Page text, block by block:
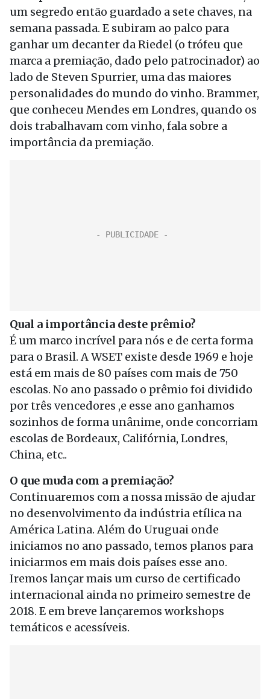
um segredo então guardado a sete chaves, na
semana passada. E subiram ao palco para
ganhar um decanter da Riedel (o trófeu que
marca a premiação, dado pelo patrocinador) ao
lado de Steven Spurrier, uma das maiores
personalidades do mundo do vinho. Brammer,
que conheceu Mendes em Londres, quando os
dois trabalhavam com vinho, fala sobre a
importância da premiação.
Qual a importância deste prêmio?
É um marco incrível para nós e de certa forma
para o Brasil. A WSET existe desde 1969 e hoje
está em mais de 80 países com mais de 750
escolas. No ano passado o prêmio foi dividido
por três vencedores ,e esse ano ganhamos
sozinhos de forma unânime, onde concorriam
escolas de Bordeaux, Califórnia, Londres,
China, etc..
O que muda com a premiação?
Continuaremos com a nossa missão de ajudar
no desenvolvimento da indústria etílica na
América Latina. Além do Uruguai onde
iniciamos no ano passado, temos planos para
iniciarmos em mais dois países esse ano.
Iremos lançar mais um curso de certificado
internacional ainda no primeiro semestre de
2018. E em breve lançaremos workshops
temáticos e acessíveis.